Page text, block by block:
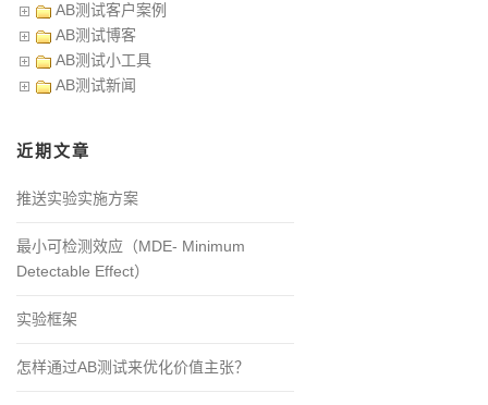
AB测试客户案例
AB测试博客
AB测试小工具
AB测试新闻
近期文章
推送实验实施方案
最小可检测效应（MDE- Minimum
Detectable Effect）
实验框架
怎样通过AB测试来优化价值主张？